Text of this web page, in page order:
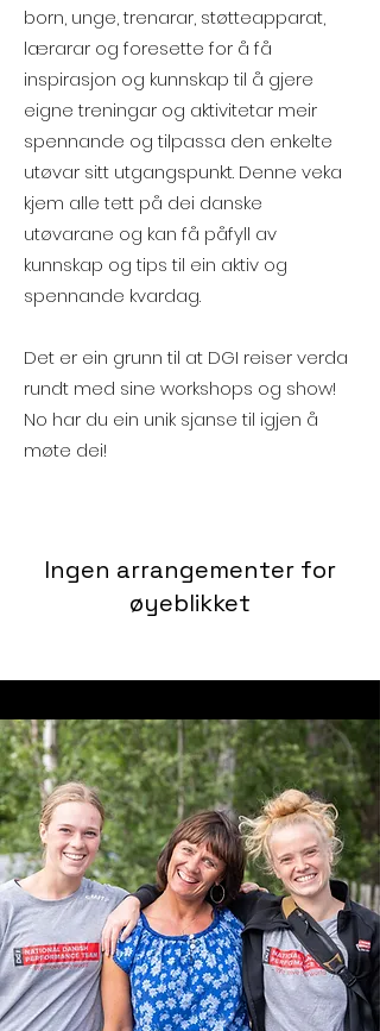
born, unge, trenarar, støtteapparat,
lærarar og foresette for å få
inspirasjon og kunnskap til å gjere
eigne treningar og aktivitetar meir
spennande og tilpassa den enkelte
utøvar sitt utgangspunkt. Denne veka
kjem alle tett på dei danske
utøvarane og kan få påfyll av
kunnskap og tips til ein aktiv og
spennande kvardag.
Det er ein grunn til at DGI reiser verda
rundt med sine workshops og show!
No har du ein unik sjanse til igjen å
møte dei!
Ingen arrangementer for
øyeblikket